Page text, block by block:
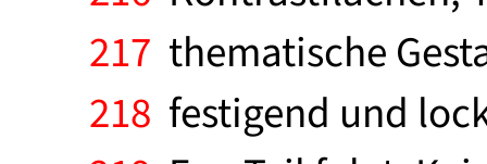
217 thematische
218 festigend und